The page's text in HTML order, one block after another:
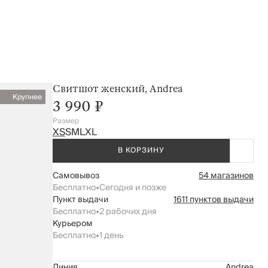
Крупнее
Свитшот женский, Andrea
3 990 ₽
Размер
XSSMLXL
В КОРЗИНУ
Самовывоз
54 магазинов
Бесплатно•Сегодня и позже
Пункт выдачи
1611 пунктов выдачи
Бесплатно•2 рабочих дня
Курьером
Бесплатно•1 день